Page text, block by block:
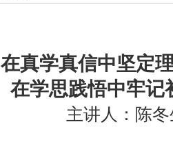
在真学真信中坚定
在学思践悟中牢记
主讲人：陈